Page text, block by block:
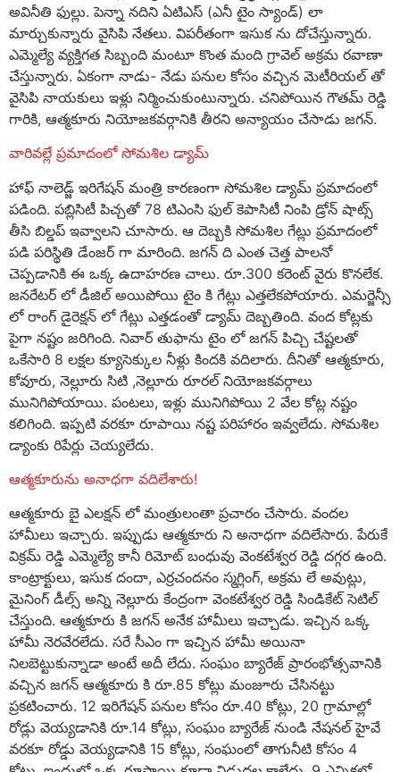
అవినీతి ఫుల్లు. పెన్నా నదిని ఏటిఎస్ (ఎనీ టైం స్యాండ్) లా
మార్చుకున్నారు వైసిపి నేతలు. విపరీతంగా ఇసుక ను దోచేస్తున్నారు.
ఎమ్మెల్యే వ్యక్తిగత సిబ్బంది మంటూ కొంత మంది గ్రావెల్ అక్రమ రవాణా
చేస్తున్నారు. ఏకంగా నాడు- నేడు పనుల కోసం వచ్చిన మెటీరియల్ తో
వైసిపి నాయకులు ఇళ్లు నిర్మించుకుంటున్నారు. చనిపోయిన గౌతమ్ రెడ్డి
గారికి, ఆత్మకూరు నియోజకవర్గానికి తీరని అన్యాయం చేసాడు జగన్.
వారివల్లే ప్రమాదంలో సోమశిల డ్యామ్
హాఫ్ నాలెడ్జ్ ఇరిగేషన్ మంత్రి కారణంగా సోమశిల డ్యామ్ ప్రమాదంలో
పడింది. పబ్లిసిటీ పిచ్చతో 78 టిఎంసి ఫుల్ కెపాసిటీ నింపి డ్రోన్ షాట్స్
తీసి బిల్డప్ ఇవ్వాలని చూసారు. ఆ దెబ్బకి సోమశిల గేట్లు ప్రమాదంలో
పడి పరిస్థితి డేంజర్ గా మారింది. జగన్ ది ఎంత చెత్త పాలనో
చెప్పడానికి ఈ ఒక్క ఉదాహరణ చాలు. రూ.300 కరెంట్ వైరు కొనలేక.
జనరేటర్ లో డీజిల్ అయిపోయి టైం కి గేట్లు ఎత్తలేకపోయారు. ఎమర్జెన్సీ
లో రాంగ్ డైరెక్షన్ లో గేట్లు ఎత్తడంతో డ్యామ్ దెబ్బతింది. వంద కోట్లకు
పైగా నష్టం జరిగింది. నివార్ తుఫాను టైం లో జగన్ పిచ్చి చేష్టలతో
ఒకేసారి 8 లక్షల క్యూసెక్కుల నీళ్లు కిందకి వదిలారు. దీనితో ఆత్మకూరు,
కోవూరు, నెల్లూరు సిటి ,నెల్లూరు రూరల్ నియోజకవర్గాలు
మునిగిపోయాయి. పంటలు, ఇళ్లు మునిగిపోయి 2 వేల కోట్ల నష్టం
కలిగింది. ఇప్పటి వరకూ రూపాయి నష్ట పరిహారం ఇవ్వలేదు. సోమశిల
డ్యాంకు రిపేర్లు చెయ్యలేదు.
ఆత్మకూరును అనాధగా వదిలేశారు!
ఆత్మకూరు బై ఎలక్షన్ లో మంత్రులంతా ప్రచారం చేసారు. వందల
హామీలు ఇచ్చారు. ఇప్పుడు ఆత్మకూరు ని అనాధగా వదిలేసారు. పేరుకే
విక్రమ్ రెడ్డి ఎమ్మెల్యే కానీ రిమోట్ బంధువు వెంకటేశ్వర రెడ్డి దగ్గర ఉంది.
కాంట్రాక్టులు, ఇసుక దందా, ఎర్రచందనం స్మగ్లింగ్, అక్రమ లే అవుట్లు,
మైనింగ్ డీల్స్ అన్ని నెల్లూరు కేంద్రంగా వెంకటేశ్వర రెడ్డి సిండికేట్ సెటిల్
చేస్తుంది. ఆత్మకూరు కి జగన్ అనేక హామీలు ఇచ్చాడు. ఇచ్చిన ఒక్క
హామీ నెరవేరలేదు. సరే సీఎం గా ఇచ్చిన హామీ అయినా
నిలబెట్టుకున్నాడా అంటే అదీ లేదు. సంఘం బ్యారేజ్ ప్రారంభోత్సవానికి
వచ్చిన జగన్ ఆత్మకూరు కి రూ.85 కోట్లు మంజూరు చేసినట్టు
ప్రకటించారు. 12 ఇరిగేషన్ పనుల కోసం రూ.40 కోట్లు, 20 గ్రామాల్లో
రోడ్లు వెయ్యడానికి రూ.14 కోట్లు, సంఘం బ్యారేజ్ నుండి నేషనల్ హైవే
వరకూ రోడ్డు వెయ్యడానికి 15 కోట్లు, సంఘంలో తాగునీటి కోసం 4